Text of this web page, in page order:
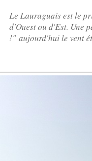
Le Lauraguais est le
d'Ouest ou d'Est. Une
!" aujourd'hui le vent